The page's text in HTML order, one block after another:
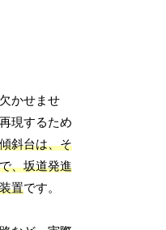
かせませ
現するため
傾斜台は、そ
、坂道発進
置です。